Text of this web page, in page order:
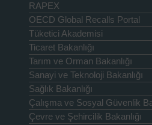
RAPEX
OECD Global Recalls Portal
Tüketici Akademisi
Ticaret Bakanlığı
Tarım ve Orman Bakanlığı
Sanayi ve Teknoloji Bakanlığı
Sağlık Bakanlığı
Çalışma ve Sosyal Güvenlik
Çevre ve Şehircilik Bakanlığı